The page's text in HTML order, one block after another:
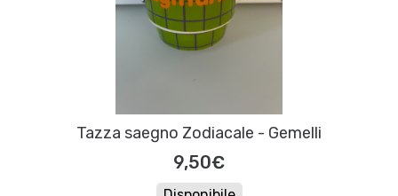
Tazza saegno Zodiacale - Gemelli
9,50€